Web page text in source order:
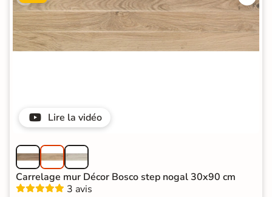
Lire la vidéo
Carrelage mur Décor Bosco step nogal 30x90 cm
3 avis